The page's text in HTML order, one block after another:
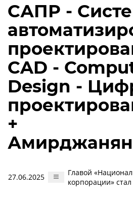
САПР -
CAD -
Design -
+
27.06.2025
Главой
корпорации»